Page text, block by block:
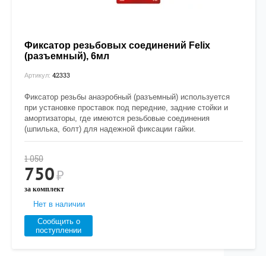
Фиксатор резьбовых соединений Felix
(разъемный), 6мл
Артикул: 42333
Фиксатор резьбы анаэробный (разъемный) используется
при установке проставок под передние, задние стойки и
амортизаторы, где имеются резьбовые соединения
(шпилька, болт) для надежной фиксации гайки.
1 050
750₽
за комплект
Нет в наличии
Сообщить о
поступлении